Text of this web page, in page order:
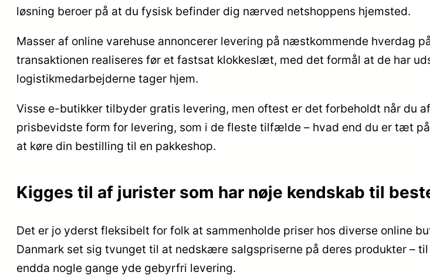
løsning beroer på at du fysisk befinder dig nærved netshoppens hjemsted.
Masser af online varehuse annoncerer levering på næstkommende hverdag
transaktionen realiseres før et fastsat klokkeslæt, med det formål at de har
logistikmedarbejderne tager hjem.
Visse e-butikker tilbyder gratis levering, men oftest er det forbeholdt når du
prisbevidste form for levering, som i de fleste tilfælde – hvad end du er tæt
at køre din bestilling til en pakkeshop.
Kigges til af jurister som har nøje kendskab til
Det er jo yderst fleksibelt for folk at sammenholde priser hos diverse online
Danmark set sig tvunget til at nedskære salgspriserne på deres produkter –
endda nogle gange yde gebyrfri levering.